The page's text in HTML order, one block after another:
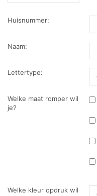
Huisnummer:
Naam:
Lettertype:
Welke maat romper wil
je?
Welke kleur opdruk wil